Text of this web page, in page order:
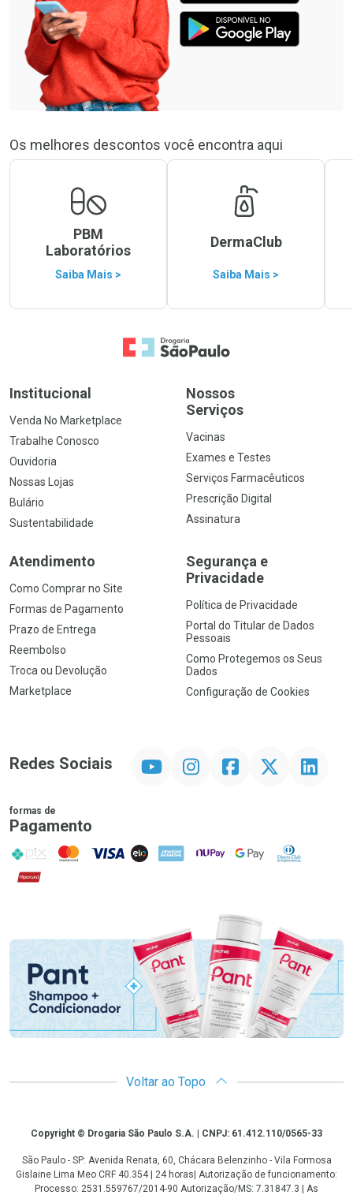
Os melhores descontos você encontra aqui
PBM
Laboratórios
Saiba Mais >
DermaClub
Saiba Mais >
Ir para a Home
Institucional
Venda No Marketplace
Trabalhe Conosco
Ouvidoria
Nossas Lojas
Bulário
Sustentabilidade
Nossos
Serviços
Vacinas
Exames e Testes
Serviços Farmacêuticos
Prescrição Digital
Assinatura
Atendimento
Como Comprar no Site
Formas de Pagamento
Prazo de Entrega
Reembolso
Troca ou Devolução
Marketplace
Segurança e
Privacidade
Política de Privacidade
Portal do Titular de Dados
Pessoais
Como Protegemos os Seus
Dados
Configuração de Cookies
Redes Sociais InstagramFacebookTwitter Linkedin
formas de
Pagamento
PIX MasterCard
VISA ELO AMEX NuPay Google PayDiners Club
Hipercard
Voltar ao Topo
CopyrightCopyright © Drogaria São Paulo S.A. | CNPJ: 61.412.110/0565-33
São Paulo - SP: Avenida Renata, 60, Chácara Belenzinho - Vila Formosa
Gislaine Lima Meo CRF 40.354 | 24 horas| Autorização de funcionamento:
Processo: 2531.559767/2014-90 Autorização/MS: 7.31847.3 | As